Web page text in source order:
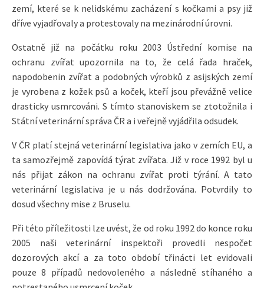
zemí, které se k nelidskému zacházení s kočkami a psy již
dříve vyjadřovaly a protestovaly na mezinárodní úrovni.
Ostatně již na počátku roku 2003 Ústřední komise na
ochranu zvířat upozornila na to, že celá řada hraček,
napodobenin zvířat a podobných výrobků z asijských zemí
je vyrobena z kožek psů a koček, kteří jsou převážně velice
drasticky usmrcováni. S tímto stanoviskem se ztotožnila i
Státní veterinární správa ČR a i veřejně vyjádřila odsudek.
V ČR platí stejná veterinární legislativa jako v zemích EU, a
ta samozřejmě zapovídá týrat zvířata. Již v roce 1992 byl u
nás přijat zákon na ochranu zvířat proti týrání. A tato
veterinární legislativa je u nás dodržována. Potvrdily to
dosud všechny mise z Bruselu.
Při této příležitosti lze uvést, že od roku 1992 do konce roku
2005 naši veterinární inspektoři provedli nespočet
dozorových akcí a za toto období třinácti let evidovali
pouze 8 případů nedovoleného a následně stíhaného a